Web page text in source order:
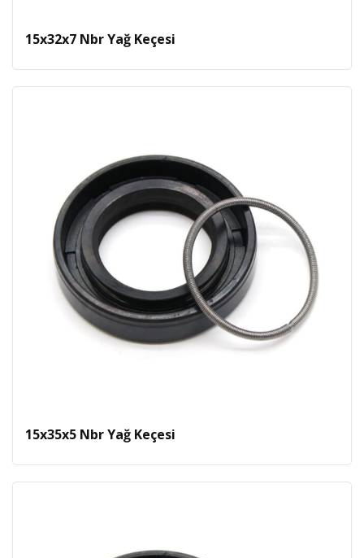
15x32x7 Nbr Yağ Keçesi
15x35x5 Nbr Yağ Keçesi